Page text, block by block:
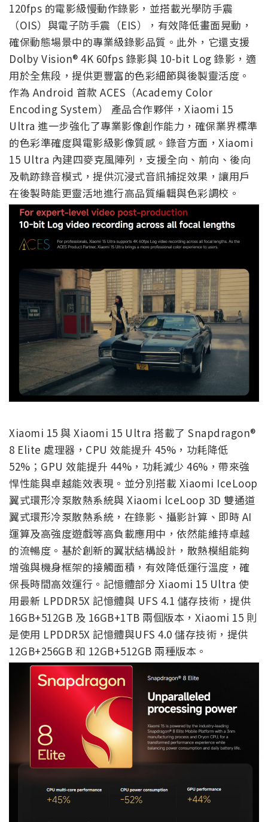
120fps 的電影級慢動作錄影，並搭載光學防手震
（OIS）與電子防手震（EIS），有效降低畫面晃動，
確保動態場景中的專業級錄影品質。此外，它還支援
Dolby Vision® 4K 60fps 錄影與 10-bit Log 錄影，適
用於全焦段，提供更豐富的色彩細節與後製靈活度。
作為 Android 首款 ACES（Academy Color
Encoding System） 產品合作夥伴，Xiaomi 15
Ultra 進一步強化了專業影像創作能力，確保業界標準
的色彩準確度與電影級影像質感。錄音方面，Xiaomi
15 Ultra 內建四麥克風陣列，支援全向、前向、後向
及軌跡錄音模式，提供沉浸式音訊捕捉效果，讓用戶
在後製時能更靈活地進行高品質編輯與色彩調校。
Xiaomi 15 與 Xiaomi 15 Ultra 搭載了 Snapdragon®
8 Elite 處理器，CPU 效能提升 45%，功耗降低
52%；GPU 效能提升 44%，功耗減少 46%，帶來強
悍性能與卓越能效表現。並分別搭載 Xiaomi IceLoop
翼式環形冷泵散熱系統與 Xiaomi lceLoop 3D 雙通道
翼式環形冷泵散熱系統，在錄影、攝影計算、即時 AI
運算及高強度遊戲等高負載應用中，依然能維持卓越
的流暢度。基於創新的翼狀結構設計，散熱模組能夠
增強與機身框架的接觸面積，有效降低運行溫度，確
保長時間高效運行。記憶體部分 Xiaomi 15 Ultra 使
用最新 LPDDR5X 記憶體與 UFS 4.1 儲存技術，提供
16GB+512GB 及 16GB+1TB 兩個版本，Xiaomi 15 則
是使用 LPDDR5X 記憶體與UFS 4.0 儲存技術，提供
12GB+256GB 和 12GB+512GB 兩種版本。